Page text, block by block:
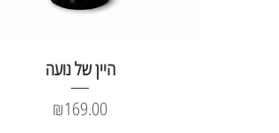
היין של נועה
Price
₪169.00